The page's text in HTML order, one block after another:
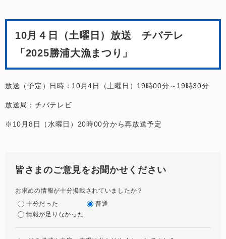
10月４日（土曜日）放送 チバテレ
「2025勝浦大漁まつり」
放送（予定）日時：10月4日（土曜日）19時00分～19時30分
放送局：チバテレビ
※10月8日（水曜日）20時00分から再放送予定
皆さまのご意見をお聞かせください
お求めの情報が十分掲載されていましたか？
十分だった
普通
情報が足りなかった